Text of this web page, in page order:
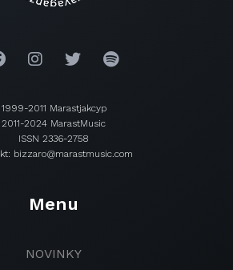
1999-2011 Marastjakcyp
2011-2024 MarastMusic
ISSN 2336-2758
bizzaro@marastmusic.com
Menu
NOVINKY